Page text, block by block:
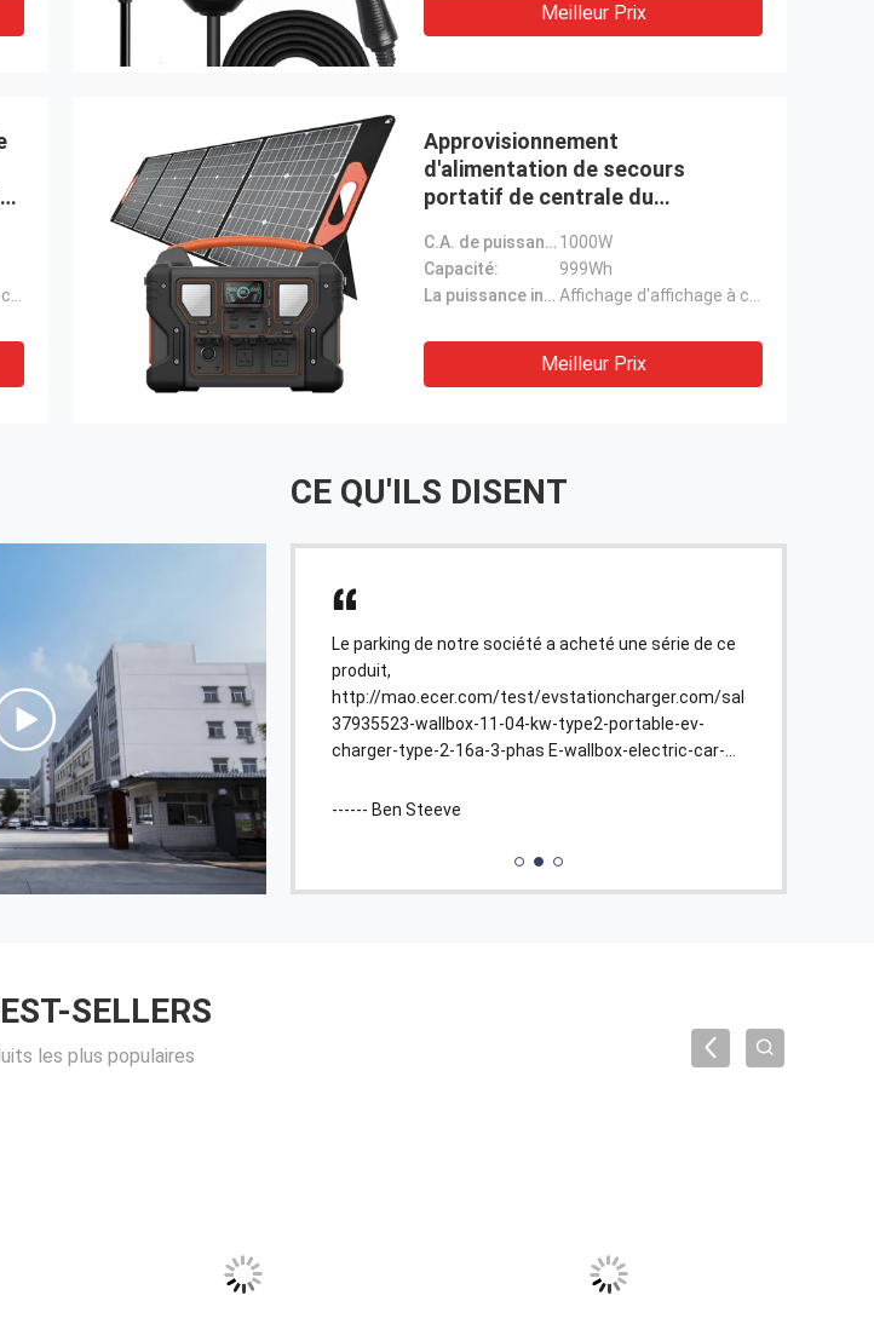
Meilleur Prix
Approvisionnement
d'alimentation de secours
portatif de centrale du
Solor avec l'affichage à cristaux
liquides
C.A. de puissance évaluée: 1000W
Capacité:
999Wh
La puissance indiquent:
Meilleur Prix
CE QU'ILS DISENT
société a acheté une série de ce
test/evstationcharger.com/sale-
11-04-kw-type2-portable-ev-
16a-3-phas E-wallbox-electric-car-
il est bon et facile installer le
Le parking de notre société a acheté une série de ce
produit,
http://mao.ecer.com/test/evstationcharger.com/sale-
37935523-wallbox-11-04-kw-type2-portable-ev-
charger-type-2-16a-3-phas E-wallbox-electric-car-
produit. Très convivial.
------ Ben Steeve
SELLERS
les plus populaires